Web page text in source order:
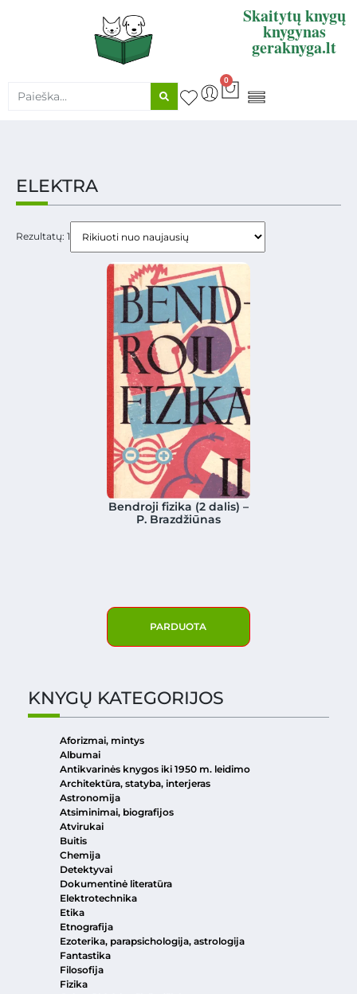
Skaitytų knygų
knygynas
geraknyga.lt
0
ELEKTRA
Rezultatų: 1
Bendroji fizika (2 dalis) –
P. Brazdžiūnas
PARDUOTA
KNYGŲ KATEGORIJOS
Aforizmai, mintys
Albumai
Antikvarinės knygos iki 1950 m. leidimo
Architektūra, statyba, interjeras
Astronomija
Atsiminimai, biografijos
Atvirukai
Buitis
Chemija
Detektyvai
Dokumentinė literatūra
Elektrotechnika
Etika
Etnografija
Ezoterika, parapsichologija, astrologija
Fantastika
Filosofija
Fizika